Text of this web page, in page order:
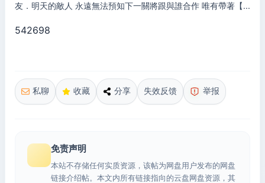
友．明天的敵人 永遠無法預知下一關將跟與誰合作 唯有帶著【...
542698
私聊 收藏 分享 失效反馈 举报
免责声明
本站不存储任何实质资源，该帖为网盘用户发布的网盘
链接介绍帖。本文内所有链接指向的云盘网盘资源，其